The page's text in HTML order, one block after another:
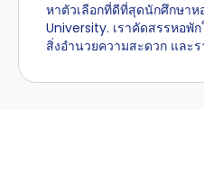
หาตัวเลือกที่ดีที่สุดนักศึกษา
University. เราคัดสรรหอพั
สิ่งอำนวยความสะดวก และร